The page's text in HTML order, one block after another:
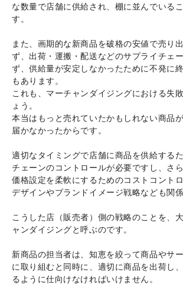
な数量で店舗に供給され、棚に並んでいる
す。
また、画期的な新商品を破格の安値で売り
ず、出荷・運搬・配送などのサプライチェ
ず、供給量が安定しなかったために不発に
もあります。
これも、マーチャンダイジングにおける失
ょう。
本当はもっと売れていたかもしれない商品
届かなかったからです。
適切なタイミングで店舗に商品を供給する
チェーンのコントロールが必要ですし、さ
価格設定を柔軟にするためのコストコント
デザインやブランドイメージ戦略なども関係
こうした店（販売者）側の戦略のことを、
ャンダイジングと呼ぶのです。
新商品の担当者は、知恵を絞って商品やサ
に取り組むと同時に、適切に商品を出荷し
るように仕向けなければいけません。